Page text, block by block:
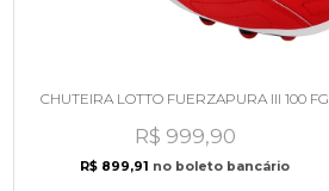
CHUTEIRA LOTTO FUERZAPURA III 100 FG
R$ 999,90
R$ 899,91 no boleto bancário